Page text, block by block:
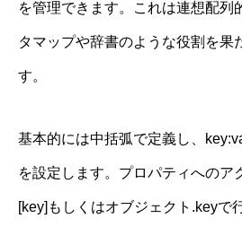
を管理できます。これは連想配列
タマップや辞書のような役割を果
す。
基本的には中括弧で定義し、
を設定します。プロパティへのア
[key]もしくはオブジェクト.keyで